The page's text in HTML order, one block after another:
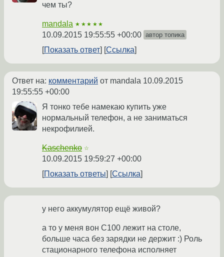
чем ты?
mandala ★★★★★
10.09.2015 19:55:55 +00:00 автор топика
Показать ответ Ссылка
Ответ на: комментарий от mandala 10.09.2015
19:55:55 +00:00
Я тонко тебе намекаю купить уже
нормальный телефон, а не заниматься
некрофилией.
Kaschenko ☆
10.09.2015 19:59:27 +00:00
Показать ответы
Ссылка
у него аккумулятор ещё живой?
а то у меня вон C100 лежит на столе,
больше часа без зарядки не держит :) Роль
стационарного телефона исполняет